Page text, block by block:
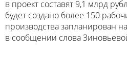
в проект составят 9,1 млрд
будет создано более 150
производства запланирован
в сообщении слова